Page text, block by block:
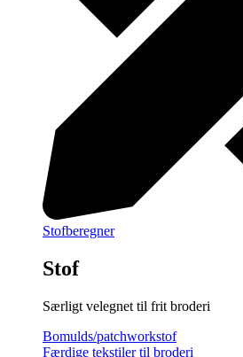
Stofberegner
Stof
Særligt velegnet til frit broderi
Bomulds/patchworkstof
Færdige tekstiler til broderi